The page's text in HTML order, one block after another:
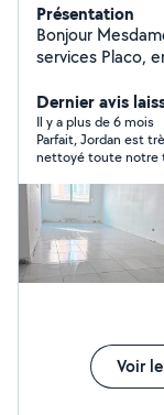
Présentation
Bonjour
services Placo, enduit, peinture Lavage, de terrasse
hésitez pas à
répondrai dans les plus
tous une bonne
Silva.
Dernier avis
Il y a plus de 6 mois
Parfait, Jordan est
nettoyé toute notre terrasse ! Vous
Voir